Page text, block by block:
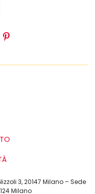
3, 20147 Milano – Sede
Milano